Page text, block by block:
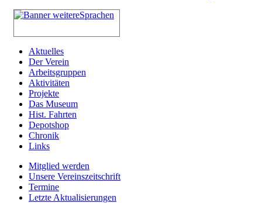
Aktuelles
Der Verein
Arbeitsgruppen
Aktivitäten
Projekte
Das Museum
Hist. Fahrten
Depotshop
Chronik
Links
Mitglied werden
Unsere Vereinszeitschrift
Termine
Letzte Aktualisierungen